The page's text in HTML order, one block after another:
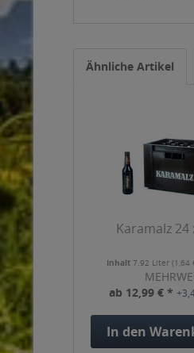
Ähnliche Artikel
Karamalz 24
Inhalt7.92 Liter(1,64
ab 12,99 € *
In den